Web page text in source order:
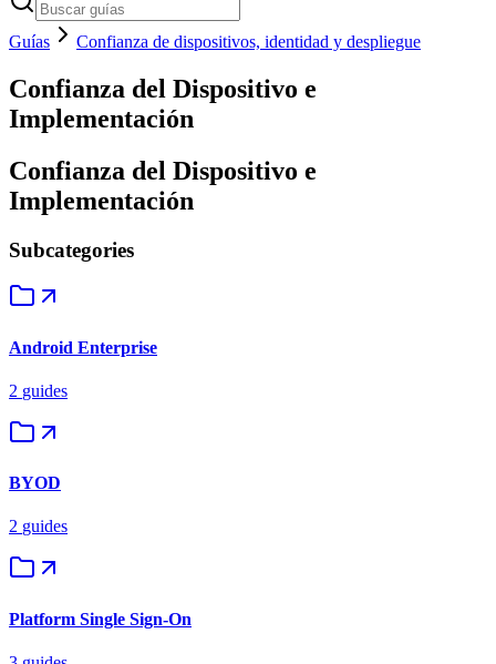
Guías Confianza de dispositivos, identidad y despliegue
Confianza del Dispositivo e
Implementación
Confianza del Dispositivo e
Implementación
Subcategories
Android Enterprise
2 guides
BYOD
2 guides
Platform Single Sign-On